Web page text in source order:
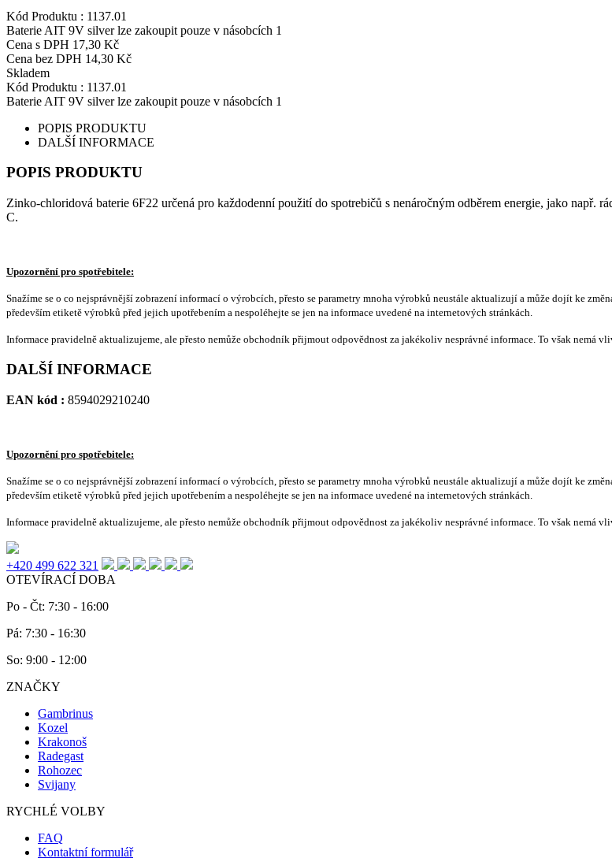
Kód Produktu : 1137.01
Baterie AIT 9V silver lze zakoupit pouze v násobcích 1
Cena s DPH 17,30 Kč
Cena bez DPH 14,30 Kč
Skladem
Kód Produktu : 1137.01
Baterie AIT 9V silver lze zakoupit pouze v násobcích 1
POPIS PRODUKTU
DALŠÍ INFORMACE
POPIS PRODUKTU
Zinko-chloridová baterie 6F22 určená pro každodenní použití do spotrebičů s nenáročným odběrem energie, jako např.
C.
Upozornění pro spotřebitele:
Snažíme se o co nejsprávnější zobrazení informací o výrobcích, přesto se parametry mnoha výrobků neustále aktualizují a může dojít ke
především etiketě výrobků před jejich upotřebením a nespoléhejte se jen na informace uvedené na internetových stránkách.
Informace pravidelně aktualizujeme, ale přesto nemůže obchodník přijmout odpovědnost za jakékoliv nesprávné informace. To však nemá
DALŠÍ INFORMACE
EAN kód : 8594029210240
Upozornění pro spotřebitele:
Snažíme se o co nejsprávnější zobrazení informací o výrobcích, přesto se parametry mnoha výrobků neustále aktualizují a může dojít ke
především etiketě výrobků před jejich upotřebením a nespoléhejte se jen na informace uvedené na internetových stránkách.
Informace pravidelně aktualizujeme, ale přesto nemůže obchodník přijmout odpovědnost za jakékoliv nesprávné informace. To však nemá
+420 499 622 321
OTEVÍRACÍ DOBA
Po - Čt: 7:30 - 16:00
Pá: 7:30 - 16:30
So: 9:00 - 12:00
ZNAČKY
Gambrinus
Kozel
Krakonoš
Radegast
Rohozec
Svijany
RYCHLÉ VOLBY
FAQ
Kontaktní formulář